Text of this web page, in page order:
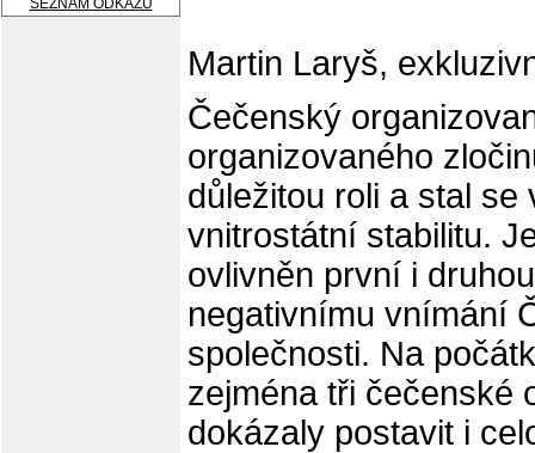
SEZNAM ODKAZŮ
Martin Laryš,
Čečenský
organizovaného
důležitou roli a stal
vnitrostátní stabilitu.
ovlivněn první i
negativnímu vnímání
společnosti. Na
zejména tři čečenské
dokázaly postavit i